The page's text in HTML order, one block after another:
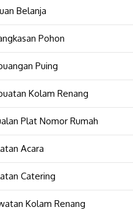
Belanja
Pohon
Puing
Kolam Renang
Plat Nomor Rumah
Acara
Catering
Kolam Renang